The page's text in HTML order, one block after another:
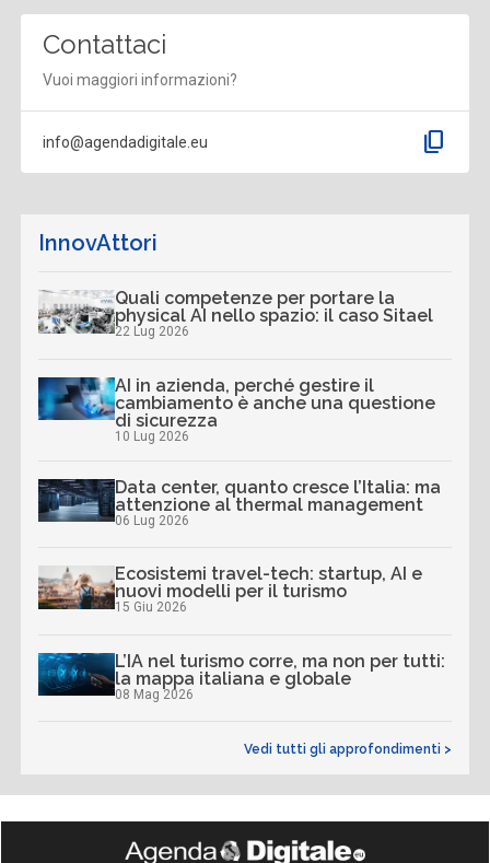
Contattaci
Vuoi maggiori informazioni?
info@agendadigitale.eu content_copy
InnovAttori
Quali competenze per portare la
physical AI nello spazio: il caso Sitael
22 Lug 2026
AI in azienda, perché gestire il
cambiamento è anche una questione
di sicurezza
10 Lug 2026
Data center, quanto cresce l’Italia: ma
attenzione al thermal management
06 Lug 2026
Ecosistemi travel-tech: startup, AI e
nuovi modelli per il turismo
15 Giu 2026
L’IA nel turismo corre, ma non per tutti:
la mappa italiana e globale
08 Mag 2026
Vedi tutti gli approfondimenti >